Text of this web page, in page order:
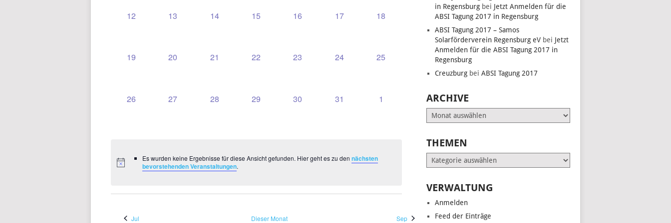
0
12
0
13
0
14
0
15
0
16
0
17
0
VERANSTALTUNGEN,
18
0
19
0
20
0
21
0
22
0
23
0
24
0
VERANSTALTUNGEN,
25
0
26
0
27
0
28
0
29
0
30
0
31
0
VERANSTALTUNGEN,
1
Es wurden keine Ergebnisse für diese Ansicht gefunden. Hier geht es zu dennächsten
bevorstehenden Veranstaltungen.
Jul Dieser Monat Sep
in Regensburg bei Jetzt Anmelden für die
ABSI Tagung 2017 in Regensburg
ABSI Tagung 2017 – Samos
Solarförderverein Regensburg eV bei Jetzt
Anmelden für die ABSI Tagung 2017 in
Regensburg
Creuzburg beiABSI Tagung 2017
ARCHIVE
Archive
THEMEN
Themen
VERWALTUNG
Anmelden
Feed der Einträge